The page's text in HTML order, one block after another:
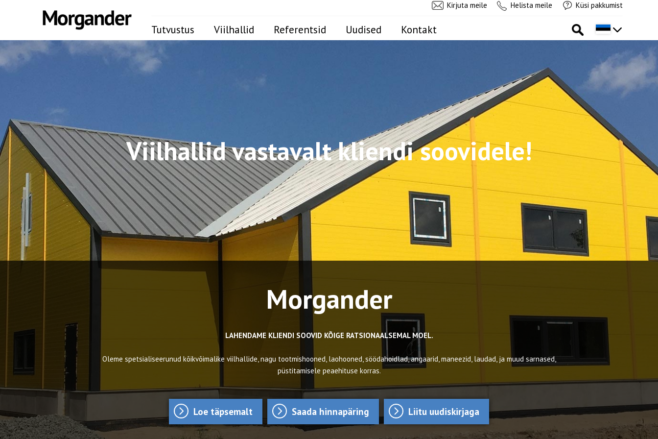
Kirjuta meile Helista meile Küsi pakkumist
Tutvustus Viilhallid Referentsid Uudised Kontakt
Viilhallid vastavalt kliendi soovidele!
Morgander
LAHENDAME KLIENDI SOOVID KÕIGE RATSIONAALSEMAL MOEL.
Oleme spetsialiseerunud kõikvõimalike viilhallide, nagu tootmishooned, laohooned, söödahoidlad, angaarid, maneezid, laudad, ja muud sarnased,
püstitamisele peaehituse korras.
Loe täpsemalt Saada hinnapäring Liitu uudiskirjaga